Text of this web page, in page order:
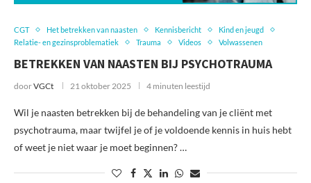
CGT Het betrekken van naasten Kennisbericht
Kind en jeugd
Relatie- en gezinsproblematiek
Trauma Videos Volwassenen
BETREKKEN VAN NAASTEN BIJ PSYCHOTRAUMA
doorVGCt 21 oktober 2025 4 minuten leestijd
Wil je naasten betrekken bij de behandeling van je cliënt met
psychotrauma, maar twijfel je of je voldoende kennis in huis hebt
of weet je niet waar je moet beginnen? …